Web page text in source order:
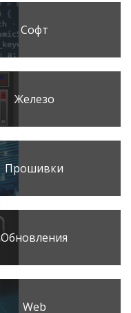
Софт
Железо
Прошивки
Обновления
Web